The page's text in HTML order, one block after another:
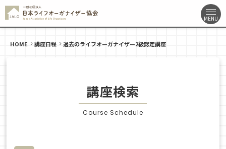
HOME 講座日程 過去のライフオーガナイザー2級認定講座
講座検索
Course Schedule